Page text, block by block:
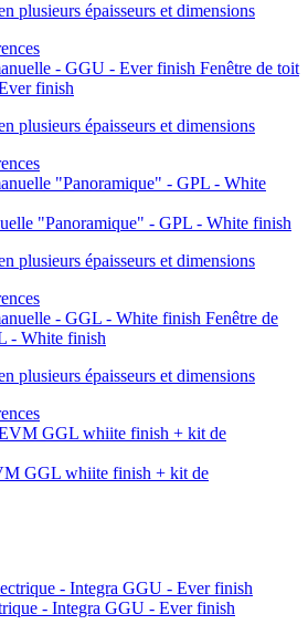
plusieurs épaisseurs et dimensions
Fenêtre de toit
finish
plusieurs épaisseurs et dimensions
"Panoramique" - GPL - White finish
plusieurs épaisseurs et dimensions
Fenêtre de
- White finish
plusieurs épaisseurs et dimensions
GGL whiite finish + kit de
- Integra GGU - Ever finish